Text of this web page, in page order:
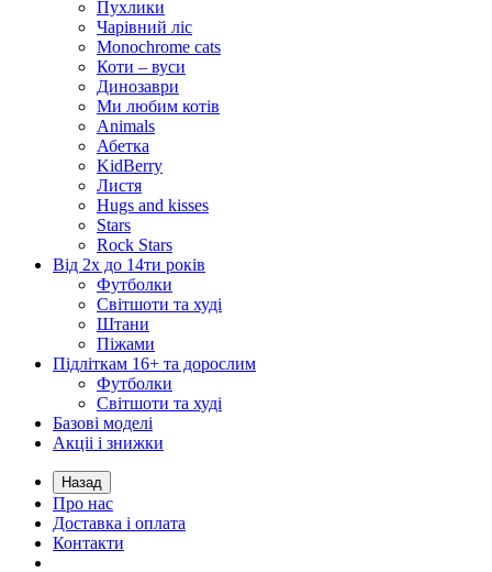
Пухлики
Чарівний ліс
Monochrome cats
Коти – вуси
Динозаври
Ми любим котів
Animals
Абетка
KidBerry
Листя
Hugs and kisses
Stars
Rock Stars
Від 2х до 14ти років
Футболки
Світшоти та худі
Штани
Піжами
Підліткам 16+ та дорослим
Футболки
Світшоти та худі
Базові моделі
Акціі і знижки
Назад
Про нас
Доставка і оплата
Контакти